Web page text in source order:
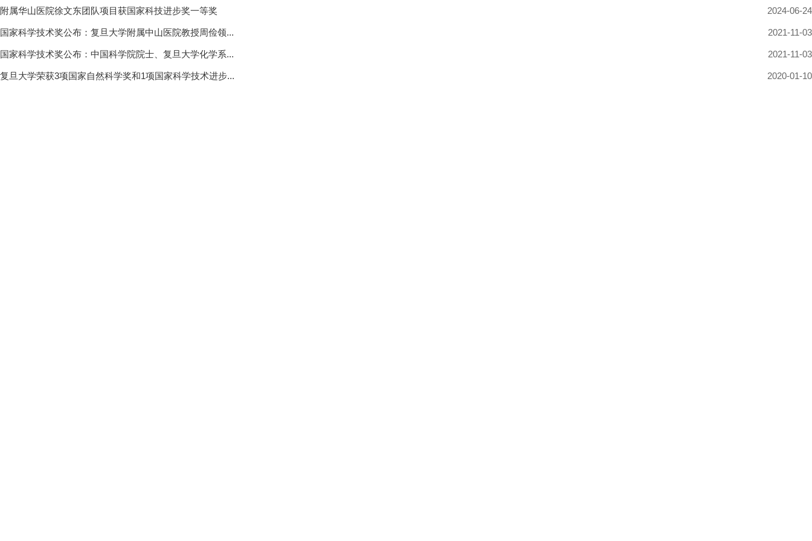
附属华山医院徐文东团队项目获国家科技进步奖一等奖 2024-06-24
国家科学技术奖公布：复旦大学附属中山医院教授周俭领... 2021-11-03
国家科学技术奖公布：中国科学院院士、复旦大学化学系... 2021-11-03
复旦大学荣获3项国家自然科学奖和1项国家科学技术进步... 2020-01-10